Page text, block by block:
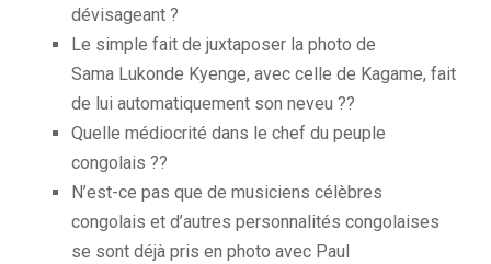
dévisageant ?
Le simple fait de juxtaposer la photo de
Sama Lukonde Kyenge, avec celle de Kagame, fait
de lui automatiquement son neveu ??
Quelle médiocrité dans le chef du peuple
congolais ??
N’est-ce pas que de musiciens célèbres
congolais et d’autres personnalités congolaises
se sont déjà pris en photo avec Paul